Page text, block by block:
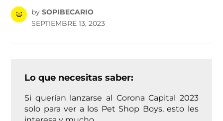
by SOPIBECARIO
SEPTIEMBRE 13, 2023
Lo que necesitas saber:
Si querían lanzarse al Corona Capital 2023
solo para ver a los Pet Shop Boys, esto les